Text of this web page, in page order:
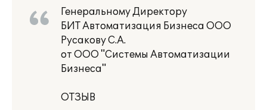
Генеральному Директору
БИТ Автоматизация Бизнеса ООО
Русакову С.А.
от ООО "Системы Автоматизации
Бизнеса"
ОТЗЫВ